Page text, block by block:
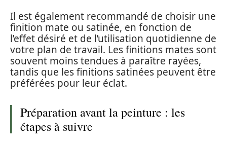
Il est également recommandé de choisir une
finition mate ou satinée, en fonction de
l’effet désiré et de l’utilisation quotidienne de
votre plan de travail. Les finitions mates sont
souvent moins tendues à paraître rayées,
tandis que les finitions satinées peuvent être
préférées pour leur éclat.
Préparation avant la peinture : les
étapes à suivre